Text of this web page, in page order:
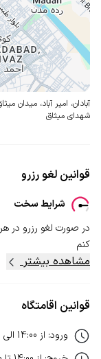
آبادان، امیر آباد، میدان
شهدای میثاق
قوانین لغو رزرو
شرایط سخت
در صورت لغو رزرو در
کنم
مشاهده بیشتر
قوانین اقامتگاه
ورود: از 14:00 الی